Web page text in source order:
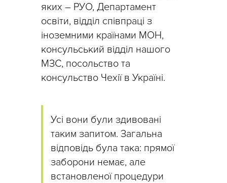
яких – РУО, Департамент
освіти, відділ співпраці з
іноземними країнами МОН,
консульський відділ нашого
МЗС, посольство та
консульство Чехії в Україні.
Усі вони були здивовані
таким запитом. Загальна
відповідь була така: прямої
заборони немає, але
встановленої процедури